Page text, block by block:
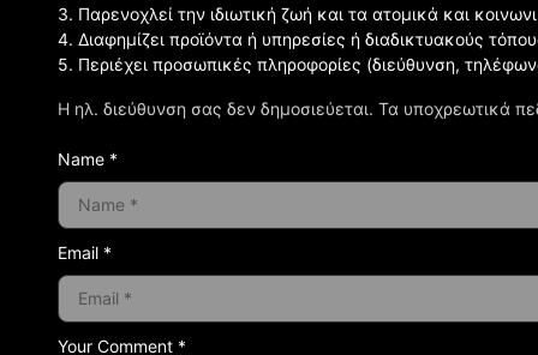
Η ηλ. διεύθυνση σας δεν δημοσιεύεται. Τα υποχρεωτικά
Your Comment *
3. Παρενοχλεί την ιδιωτική ζωή και τα ατομικά και
4. Διαφημίζει προϊόντα ή υπηρεσίες ή διαδικτυακούς
5. Περιέχει προσωπικές πληροφορίες (διεύθυνση,
Name *
Email *